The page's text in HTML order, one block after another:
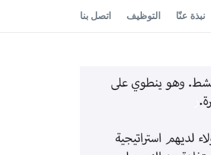
نبذة عنّا التوظيف اتصل بنا